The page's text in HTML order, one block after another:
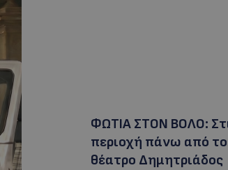
ΦΩΤΙΑ ΣΤΟΝ ΒΟΛΟ:
περιοχή πάνω από το
θέατρο Δημητριάδος